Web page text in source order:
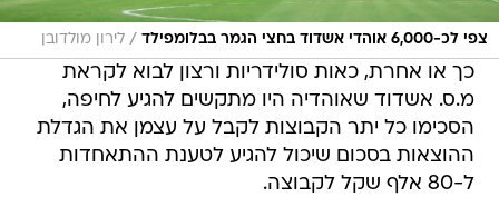
צפי לכ-6,000 אוהדי אשדוד בחצי הגמר בבלומפילד / לירון מולדובן
כך או אחרת, כאות סולידריות ורצון לבוא לקראת
מ.ס. אשדוד שאוהדיה היו מתקשים להגיע לחיפה,
הסכימו כל יתר הקבוצות לקבל על עצמן את הגדלת
ההוצאות בסכום שיכול להגיע לטענת ההתאחדות
ל-80 אלף שקל לקבוצה.